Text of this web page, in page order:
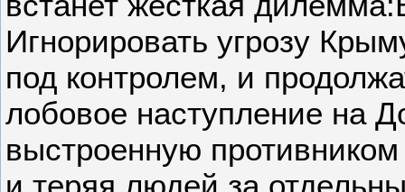
Игнорировать угрозу
под контролем, и
лобовое наступление на
выстроенную